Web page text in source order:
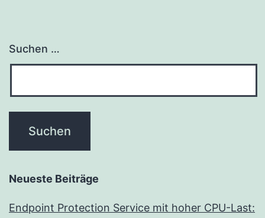
Suchen …
Neueste Beiträge
Endpoint Protection Service mit hoher CPU-Last: